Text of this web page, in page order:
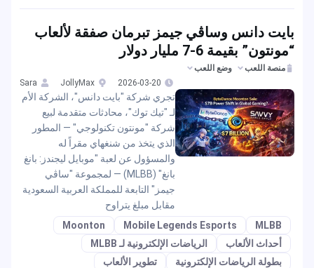
بايت دانس وساڤي جيمز تبرمان صفقة لألعاب
“مونتون” بقيمة 6-7 مليار دولار
منصة اللعب
وضع اللعب
2026-03-20
JollyMax
Sara
تجري شركة "بايت دانس"، الشركة الأم
لـ "تيك توك"، محادثات متقدمة لبيع
شركة "مونتون تكنولوجي" — المطور
الذي يتخذ من شنغهاي مقراً له
والمسؤول عن لعبة "موبايل ليجندز: بانغ
بانغ" (MLBB) — لمجموعة "ساڤي
جيمز" التابعة للمملكة العربية السعودية
مقابل مبلغ يتراوح
MLBB
Mobile Legends Esports
Moonton
أحداث الألعاب
الرياضات الإلكترونية لـ MLBB
بطولة الرياضات الإلكترونية
تطوير الألعاب